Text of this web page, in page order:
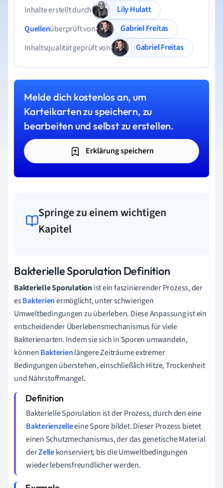
Inhalte erstellt durch
Lily Hulatt
Quellenüberprüft von
Gabriel Freitas
Inhaltsqualität geprüft von
Gabriel Freitas
Melde dich kostenlos an, um
Karteikarten zu speichern, zu
bearbeiten und selbst zu erstellen.
Erklärung speichern
Springe zu einem wichtigen
Kapitel
Bakterielle Sporulation Definition
Bakterielle Sporulationist ein faszinierender Prozess, der
esBakterienermöglicht, unter schwierigen
Umweltbedingungen zu überleben. Diese Anpassung ist ein
entscheidender Überlebensmechanismus für viele
Bakterienarten. Indem sie sich in Sporen umwandeln,
könnenBakterienlängere Zeiträume extremer
Bedingungen überstehen, einschließlich Hitze, Trockenheit
und Nährstoffmangel.
Bakterielle Sporulation ist der Prozess, durch den eine
Bakterienzelleeine Spore bildet. Dieser Prozess bietet
einen Schutzmechanismus, der das genetische Material
derZellekonserviert, bis die Umweltbedingungen
wieder lebensfreundlicher werden.